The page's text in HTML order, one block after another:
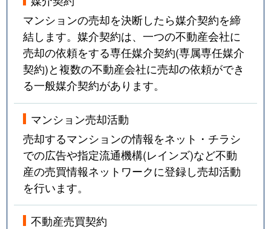
マンションの売却を決断したら媒介契約を締
結します。媒介契約は、一つの不動産会社に
売却の依頼をする専任媒介契約(専属専任媒介
契約)と複数の不動産会社に売却の依頼ができ
る一般媒介契約があります。
マンション売却活動
売却するマンションの情報をネット・チラシ
での広告や指定流通機構(レインズ)など不動
産の売買情報ネットワークに登録し売却活動
を行います。
不動産売買契約